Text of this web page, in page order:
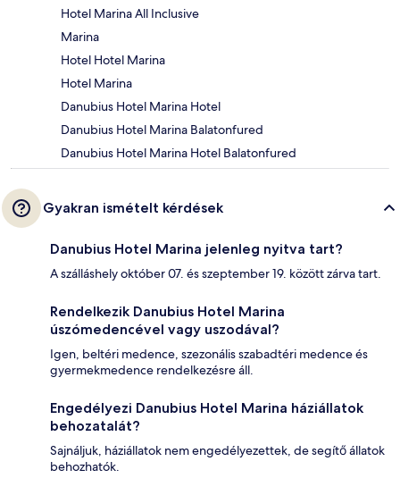
Hotel Marina All Inclusive
Marina
Hotel Hotel Marina
Hotel Marina
Danubius Hotel Marina Hotel
Danubius Hotel Marina Balatonfured
Danubius Hotel Marina Hotel Balatonfured
Gyakran ismételt kérdések
Danubius Hotel Marina jelenleg nyitva tart?
A szálláshely október 07. és szeptember 19. között zárva tart.
Rendelkezik Danubius Hotel Marina
úszómedencével vagy uszodával?
Igen, beltéri medence, szezonális szabadtéri medence és
gyermekmedence rendelkezésre áll.
Engedélyezi Danubius Hotel Marina háziállatok
behozatalát?
Sajnáljuk, háziállatok nem engedélyezettek, de segítő állatok
behozhatók.